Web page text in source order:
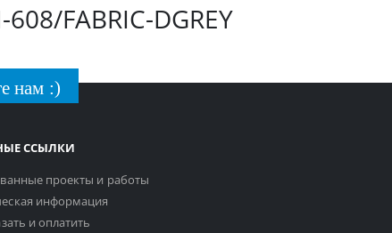
FABRIC-DGREY
нам :)
ССЫЛКИ
проекты и работы
информация
и оплатить